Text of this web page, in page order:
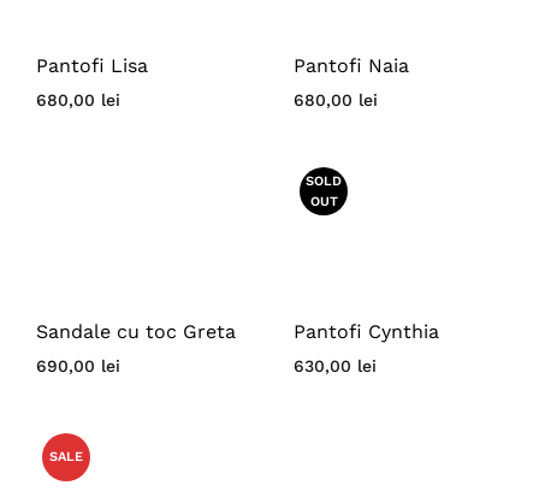
Pantofi Lisa
680,00 lei
Pantofi Naia
680,00 lei
Sandale cu toc Greta
690,00 lei
SOLD
OUT
Pantofi Cynthia
630,00 lei
SALE